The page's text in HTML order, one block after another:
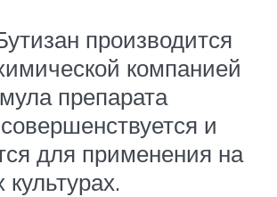
производится
компанией
препарата
и
для применения на
культурах.